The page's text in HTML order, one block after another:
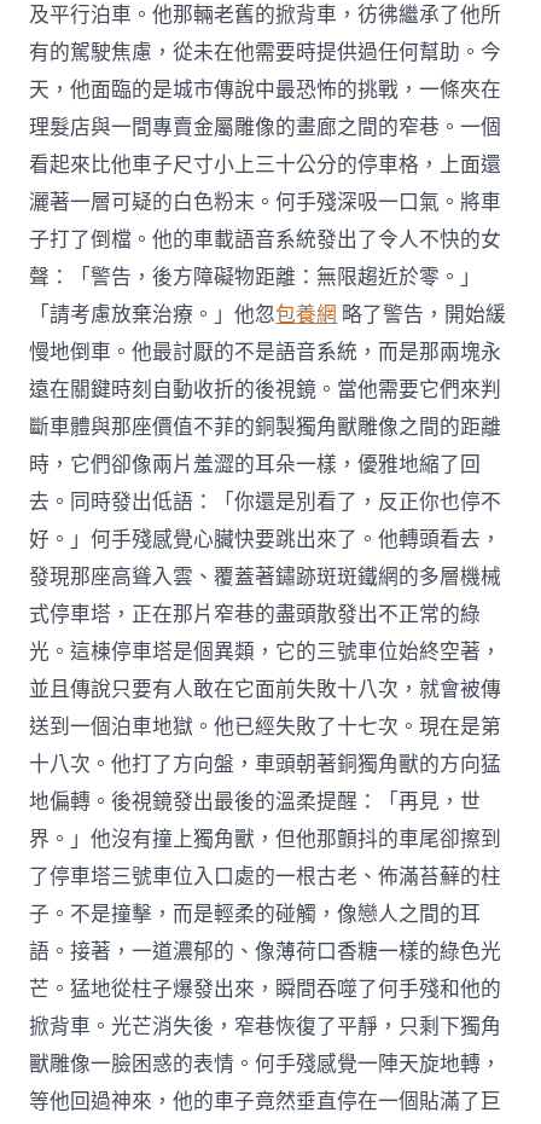
及平行泊車。他那輛老舊的掀背車，彷彿繼承了他所
有的駕駛焦慮，從未在他需要時提供過任何幫助。今
天，他面臨的是城市傳說中最恐怖的挑戰，一條夾在
理髮店與一間專賣金屬雕像的畫廊之間的窄巷。一個
看起來比他車子尺寸小上三十公分的停車格，上面還
灑著一層可疑的白色粉末。何手殘深吸一口氣。將車
子打了倒檔。他的車載語音系統發出了令人不快的女
聲：「警告，後方障礙物距離：無限趨近於零。」
「請考慮放棄治療。」他忽包養網 略了警告，開始緩
慢地倒車。他最討厭的不是語音系統，而是那兩塊永
遠在關鍵時刻自動收折的後視鏡。當他需要它們來判
斷車體與那座價值不菲的銅製獨角獸雕像之間的距離
時，它們卻像兩片羞澀的耳朵一樣，優雅地縮了回
去。同時發出低語：「你還是別看了，反正你也停不
好。」何手殘感覺心臟快要跳出來了。他轉頭看去，
發現那座高聳入雲、覆蓋著鏽跡斑斑鐵網的多層機械
式停車塔，正在那片窄巷的盡頭散發出不正常的綠
光。這棟停車塔是個異類，它的三號車位始終空著，
並且傳說只要有人敢在它面前失敗十八次，就會被傳
送到一個泊車地獄。他已經失敗了十七次。現在是第
十八次。他打了方向盤，車頭朝著銅獨角獸的方向猛
地偏轉。後視鏡發出最後的溫柔提醒：「再見，世
界。」他沒有撞上獨角獸，但他那顫抖的車尾卻擦到
了停車塔三號車位入口處的一根古老、佈滿苔蘚的柱
子。不是撞擊，而是輕柔的碰觸，像戀人之間的耳
語。接著，一道濃郁的、像薄荷口香糖一樣的綠色光
芒。猛地從柱子爆發出來，瞬間吞噬了何手殘和他的
掀背車。光芒消失後，窄巷恢復了平靜，只剩下獨角
獸雕像一臉困惑的表情。何手殘感覺一陣天旋地轉，
等他回過神來，他的車子竟然垂直停在一個貼滿了巨